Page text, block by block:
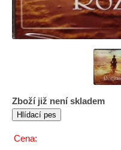
Zboží již není skladem
Cena: